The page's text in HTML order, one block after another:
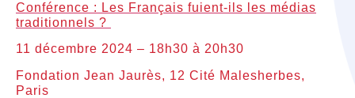
Conférence : Les Français fuient-ils les médias
traditionnels ?
11 décembre 2024 – 18h30 à 20h30
Fondation Jean Jaurès, 12 Cité Malesherbes,
Paris